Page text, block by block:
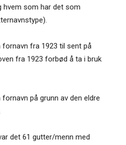
hvem som har det som
fra 1923 til sent på
fra 1923 forbød å ta i bruk
på grunn av den eldre
det 61 gutter/menn med